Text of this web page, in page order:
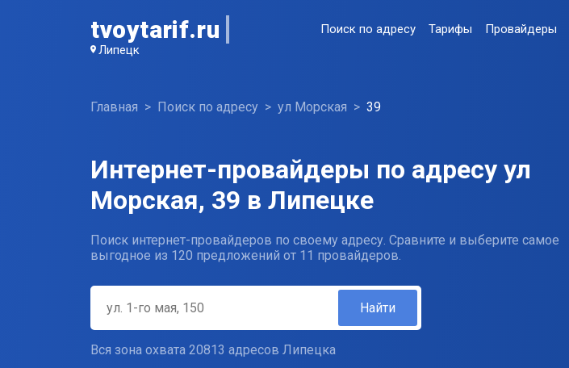
tvoytarif.ru
Липецк
Поиск по адресу Тарифы Провайдеры
Главная Поиск по адресу ул Морская 39
Интернет-провайдеры по адресу ул
Морская, 39 в Липецке
Поиск интернет-провайдеров по своему адресу. Сравните и выберите самое
выгодное из 120 предложений от 11 провайдеров.
Найти
Вся зона охвата 20813 адресов Липецка